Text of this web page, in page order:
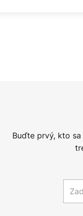
Buďte prvý, kto